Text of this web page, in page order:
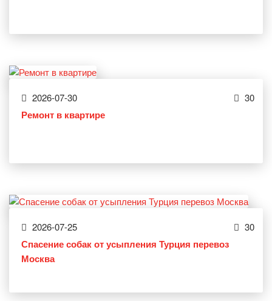
2026-07-30 30
Ремонт в квартире
2026-07-25 30
Спасение собак от усыпления Турция перевоз
Москва